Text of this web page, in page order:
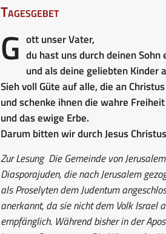
Tagesgebet
G ott unser Vater,
du hast uns durch deinen Sohn
und als deine geliebten Kinder
Sieh voll Güte auf alle, die an
und schenke ihnen die wahre Freiheit
und das ewige Erbe.
Darum bitten wir durch Jesus
Zur LesungDie Gemeinde von
Diasporajuden, die nach Jerusalem
als Proselyten dem Judentum
anerkannt, da sie nicht dem Volk Israel
empfänglich. Während bisher in der